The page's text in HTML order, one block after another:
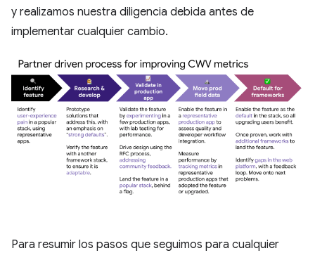
y realizamos nuestra diligencia debida antes de
implementar cualquier cambio.
Para resumir los pasos que seguimos para cualquier